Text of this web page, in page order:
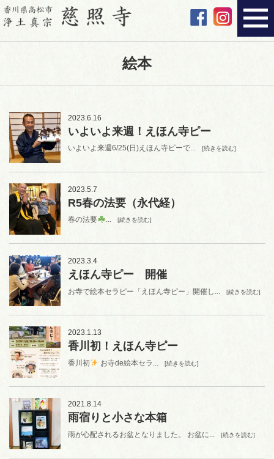
絵本
2023.6.16
いよいよ来週！えほん寺ピー
いよいよ来週6/25(日)えほん寺ピーで... [続きを読む]
2023.5.7
R5春の法要（永代経）
春の法要 ... [続きを読む]
2023.3.4
えほん寺ピー 開催
お寺で絵本セラピー「えほん寺ピー」開催し... [続きを読む]
2023.1.13
香川初！えほん寺ピー
香川初 お寺de絵本セラ... [続きを読む]
2021.8.14
雨宿りと小さな本箱
雨が心配されるお盆となりました。 お盆に... [続きを読む]